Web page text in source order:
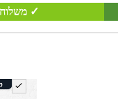
✓ משלוח